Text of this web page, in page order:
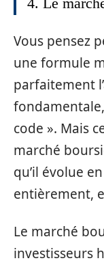
Vous pensez
une formule
parfaitement
code ». Mais
marché
qu’il évolue
entièrement,
Le marché
investisseurs